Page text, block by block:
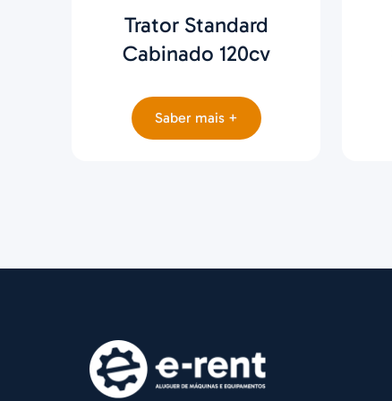
Trator Standard
Cabinado 120cv
Saber mais +